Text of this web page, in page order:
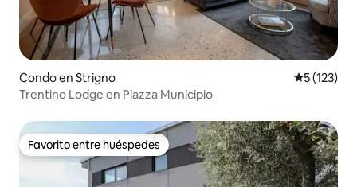
Condo en Strigno
5 (123)
Trentino Lodge en Piazza Municipio
Favorito entre huéspedes
Favorito entre huéspedes